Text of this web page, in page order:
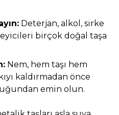
Deterjan, alkol, sirke
birçok doğal taşa
Nem, hem taşı hem
kaldırmadan önce
emin olun.